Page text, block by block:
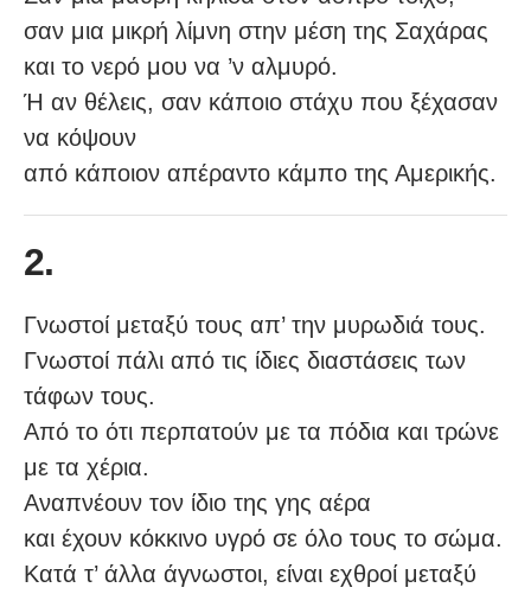
σαν μια μικρή λίμνη στην μέση της Σαχάρας
και το νερό μου να ’ν αλμυρό.
Ή αν θέλεις, σαν κάποιο στάχυ που ξέχασαν
να κόψουν
από κάποιον απέραντο κάμπο της Αμερικής.
2.
Γνωστοί μεταξύ τους απ’ την μυρωδιά τους.
Γνωστοί πάλι από τις ίδιες διαστάσεις των
τάφων τους.
Από το ότι περπατούν με τα πόδια και τρώνε
με τα χέρια.
Αναπνέουν τον ίδιο της γης αέρα
και έχουν κόκκινο υγρό σε όλο τους το σώμα.
Κατά τ’ άλλα άγνωστοι, είναι εχθροί μεταξύ